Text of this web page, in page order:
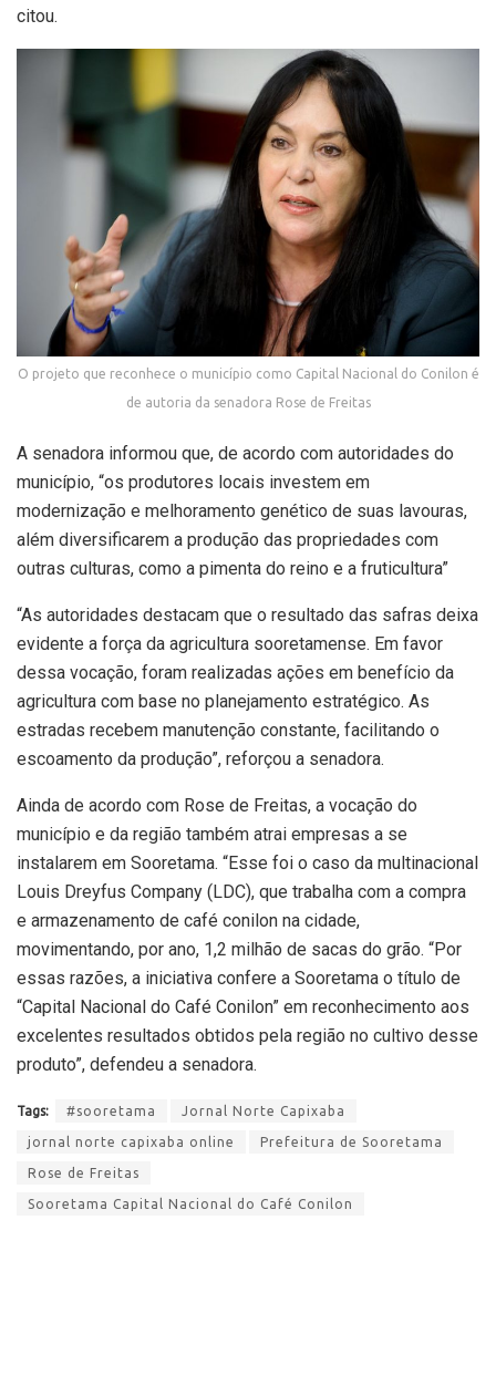
citou.
O projeto que reconhece o município como Capital Nacional do Conilon é
de autoria da senadora Rose de Freitas
A senadora informou que, de acordo com autoridades do
município, “os produtores locais investem em
modernização e melhoramento genético de suas lavouras,
além diversificarem a produção das propriedades com
outras culturas, como a pimenta do reino e a fruticultura”
“As autoridades destacam que o resultado das safras deixa
evidente a força da agricultura sooretamense. Em favor
dessa vocação, foram realizadas ações em benefício da
agricultura com base no planejamento estratégico. As
estradas recebem manutenção constante, facilitando o
escoamento da produção”, reforçou a senadora.
Ainda de acordo com Rose de Freitas, a vocação do
município e da região também atrai empresas a se
instalarem em Sooretama. “Esse foi o caso da multinacional
Louis Dreyfus Company (LDC), que trabalha com a compra
e armazenamento de café conilon na cidade,
movimentando, por ano, 1,2 milhão de sacas do grão. “Por
essas razões, a iniciativa confere a Sooretama o título de
“Capital Nacional do Café Conilon” em reconhecimento aos
excelentes resultados obtidos pela região no cultivo desse
produto”, defendeu a senadora.
Tags: #sooretama Jornal Norte Capixaba
jornal norte capixaba online Prefeitura de Sooretama
Rose de Freitas
Sooretama Capital Nacional do Café Conilon